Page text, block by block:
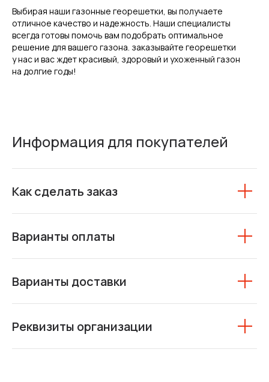
Выбирая наши газонные георешетки, вы получаете
отличное качество и надежность. Наши специалисты
всегда готовы помочь вам подобрать оптимальное
решение для вашего газона. заказывайте георешетки
у нас и вас ждет красивый, здоровый и ухоженный газон
на долгие годы!
Информация для покупателей
Как сделать заказ
Варианты оплаты
Варианты доставки
Реквизиты организации